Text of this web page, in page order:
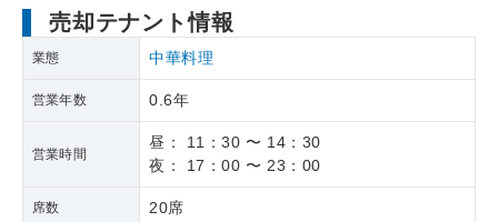
売却テナント情報
業態 中華料理
営業年数 0.6年
営業時間
昼： 11：30 〜 14：30
夜： 17：00 〜 23：00
席数 20席